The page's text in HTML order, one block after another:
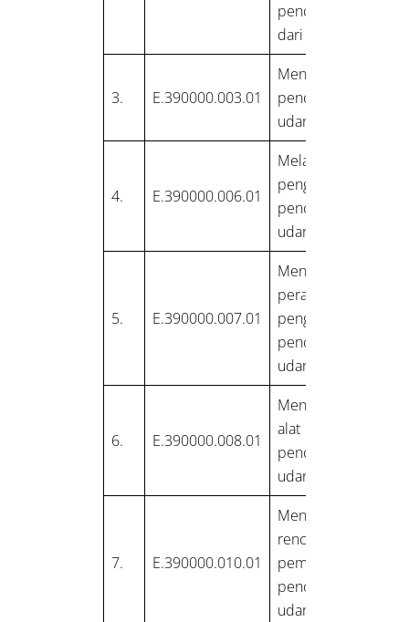
pencemar udara
dari emisi
3. E.390000.003.01
Menilai tingkat
pencemaran
udara dari emisi
4. E.390000.006.01
Melaksanakan
pengendalian
pencemaran
udara dari emisi
5. E.390000.007.01
Menentukan
peralatan
pengendalian
pencemaran
udara dari emisi
6. E.390000.008.01
Mengoperasikan
alat pengendali
pencemaran
udara dari emisi
7. E.390000.010.01
Menyusun
rencana
pemantauan
pencemaran
udara dari emisi